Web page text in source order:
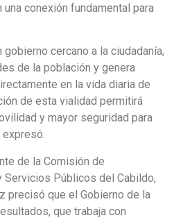
conexión fundamental para
cercano a la ciudadanía,
de la población y genera
en la vida diaria de
de esta vialidad permitirá
y mayor seguridad para
de la Comisión de
Servicios Públicos del Cabildo,
precisó que el Gobierno de la
que trabaja con